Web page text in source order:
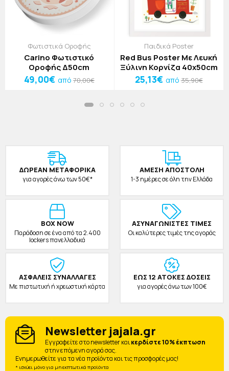
Φωτιστικά Οροφής
Carino Φωτιστικό
Οροφής Δ50cm
49,00€ από 70,00€
Παιδικά Poster
Red Bus Poster Με Λευκή
Ξύλινη Κορνίζα 40x50cm
25,13€ από 35,90€
ΔΩΡΕAΝ ΜΕΤΑΦΟΡΙΚΑ
για αγορές άνω των 50€*
ΑΜΕΣΗ ΑΠΟΣΤΟΛΗ
1-3 ημέρες σε όλη την Ελλάδα
BOX NOW
Παράδοση σε ένα από τα 2.400
lockers πανελλαδικά
ΑΣΥΝΑΓΩΝΙΣΤΕΣ ΤΙΜΕΣ
Οι καλύτερες τιμές της αγοράς
ΑΣΦΑΛΕΙΣ ΣΥΝΑΛΛΑΓΕΣ
Με πιστωτική ή χρεωστική κάρτα
ΕΩΣ 12 ΑΤΟΚΕΣ ΔΟΣΕΙΣ
για αγορές άνω των 100€
Newsletter jajala.gr
Eγγραφείτε στο newsletter καικερδίστε 10% έκπτωση
στην επόμενη αγορά σας.
Ενημερωθείτε για τα νέα προϊόντα και τις προσφορές μας!
* ισχύει μόνο για μη εκπτωτικά προϊόντα